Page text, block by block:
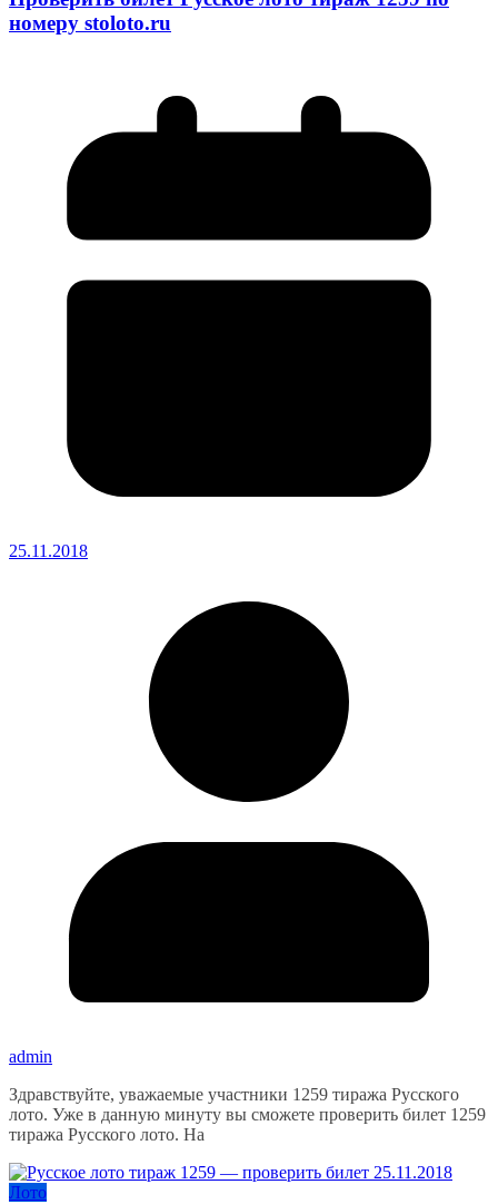
номеру stoloto.ru
25.11.2018
admin
Здравствуйте, уважаемые участники 1259 тиража Русского
лото. Уже в данную минуту вы сможете проверить билет 1259
тиража Русского лото. На
Лото